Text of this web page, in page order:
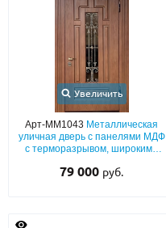
Увеличить
Арт-ММ1043 Металлическая
уличная дверь с панелями МДФ
с терморазрывом, широкими
художественной ковкой
79 000 руб.